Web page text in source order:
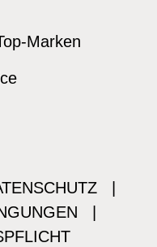
Marken